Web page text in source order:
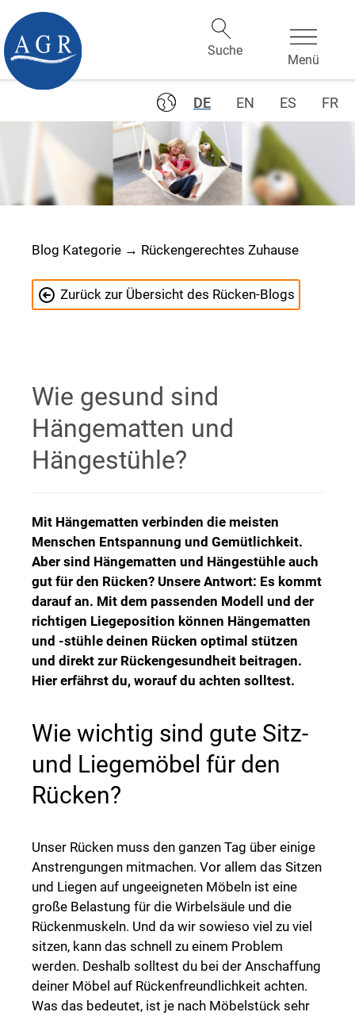
DE EN ES FR
Blog Kategorie → Rückengerechtes Zuhause
Zurück zur Übersicht des Rücken-Blogs
Wie gesund sind
Hängematten und
Hängestühle?
Mit Hängematten verbinden die meisten
Menschen Entspannung und Gemütlichkeit.
Aber sind Hängematten und Hängestühle auch
gut für den Rücken? Unsere Antwort: Es kommt
darauf an. Mit dem passenden Modell und der
richtigen Liegeposition können Hängematten
und -stühle deinen Rücken optimal stützen
und direkt zur Rückengesundheit beitragen.
Hier erfährst du, worauf du achten solltest.
Wie wichtig sind gute Sitz-
und Liegemöbel für den
Rücken?
Unser Rücken muss den ganzen Tag über einige
Anstrengungen mitmachen. Vor allem das Sitzen
und Liegen auf ungeeigneten Möbeln ist eine
große Belastung für die Wirbelsäule und die
Rückenmuskeln. Und da wir sowieso viel zu viel
sitzen, kann das schnell zu einem Problem
werden. Deshalb solltest du bei der Anschaffung
deiner Möbel auf Rückenfreundlichkeit achten.
Was das bedeutet, ist je nach Möbelstück sehr